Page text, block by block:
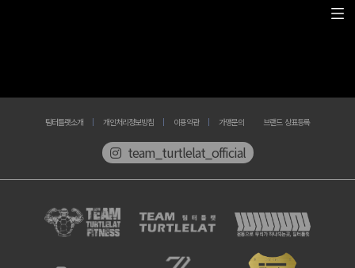
팀터틀랫소개 개인처리정보방침 이용약관 가맹문의 브랜드 상표등록
team_turtlelat_official